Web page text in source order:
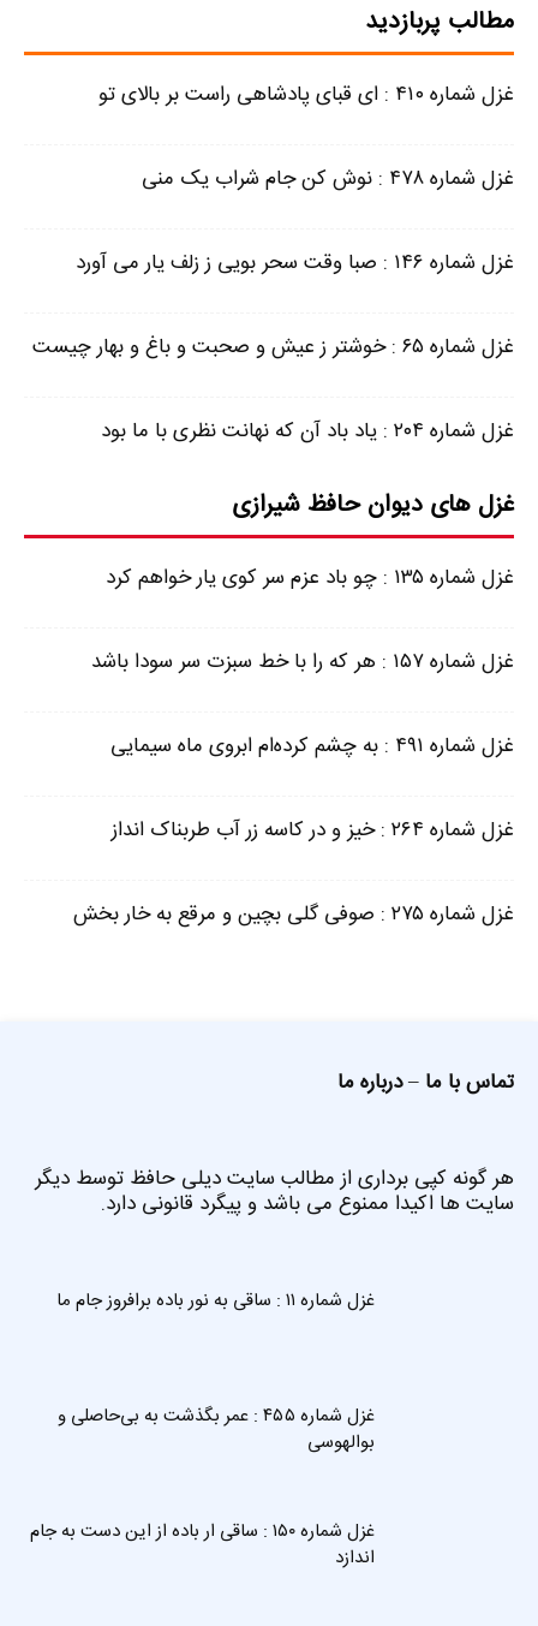
مطالب پربازدید
غزل شماره ۴۱۰ : ای قبای پادشاهی راست بر بالای تو
غزل شماره ۴۷۸ : نوش کن جام شراب یک منی
غزل شماره ۱۴۶ : صبا وقت سحر بویی ز زلف یار می‌ آورد
غزل شماره ۶۵ : خوشتر ز عیش و صحبت و باغ و بهار چیست
غزل شماره ۲۰۴ : یاد باد آن که نهانت نظری با ما بود
غزل های دیوان حافظ شیرازی
غزل شماره ۱۳۵ : چو باد عزم سر کوی یار خواهم کرد
غزل شماره ۱۵۷ : هر که را با خط سبزت سر سودا باشد
غزل شماره ۴۹۱ : به چشم کرده‌ام ابروی ماه سیمایی
غزل شماره ۲۶۴ : خیز و در کاسه زر آب طربناک انداز
غزل شماره ۲۷۵ : صوفی گلی بچین و مرقع به خار بخش
تماس با ما –درباره ما
هر گونه کپی برداری از مطالب سایت دیلی حافظ توسط دیگر
سایت ها اکیدا ممنوع می باشد و پیگرد قانونی دارد.
غزل شماره ۱۱ : ساقی به نور باده برافروز جام ما
غزل شماره ۴۵۵ : عمر بگذشت به بی‌حاصلی و
بوالهوسی
غزل شماره ۱۵۰ : ساقی ار باده از این دست به جام
اندازد